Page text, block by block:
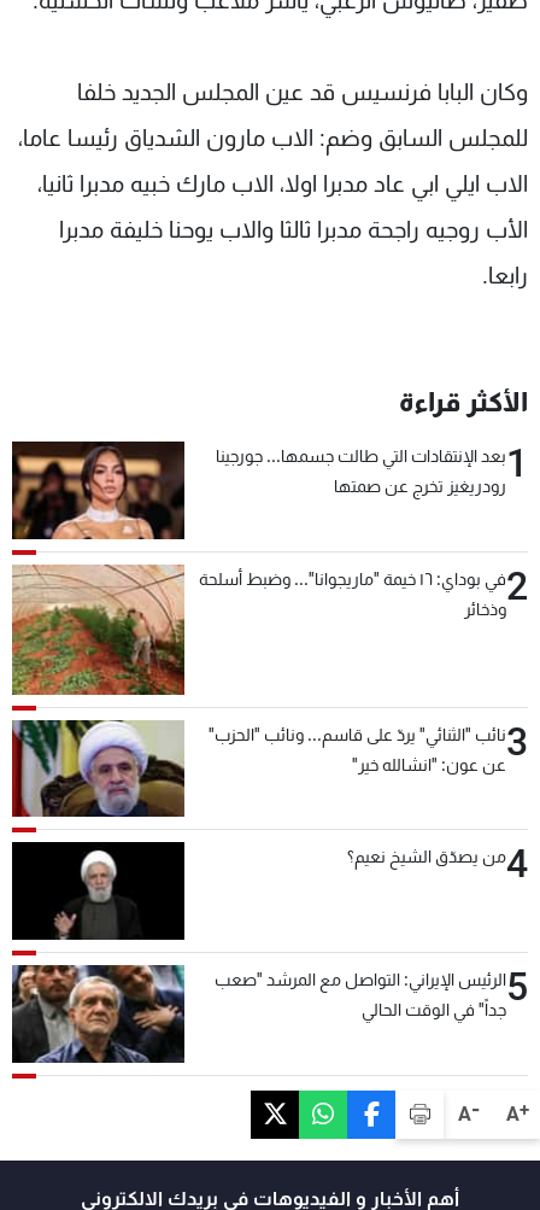
A+
A-
وكان البابا فرنسيس قد عين المجلس الجديد خلفا
للمجلس السابق وضم: الاب مارون الشدياق رئيسا عاما،
الاب ايلي ابي عاد مدبرا اولا، الاب مارك خبيه مدبرا ثانيا،
الأب روجيه راجحة مدبرا ثالثا والاب يوحنا خليفة مدبرا
رابعا.
الأكثر قراءة
1بعد الإنتقادات التي طالت جسمها... جورجينا
رودريغيز تخرج عن صمتها
2
في بوداي: ١٦ خيمة "ماريجوانا"... وضبط أسلحة
وذخائر
3نائب "الثنائي" يردّ على قاسم... ونائب "الحزب"
عن عون: "انشالله خير"
4من يصدّق الشيخ نعيم؟
5الرئيس الإيراني: التواصل مع المرشد "صعب
جداً" في الوقت الحالي
أهم الأخبار و الفيديوهات في بريدك الالكتروني